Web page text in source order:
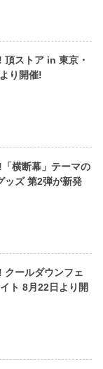
頂ストア in 東京・
り開催!
横断幕」テーマの
ッズ 第2弾が新発
クールダウンフェ
ト 8月22日より開